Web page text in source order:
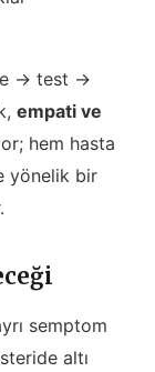
→ test →
empati ve
hem hasta
yönelik bir
semptom
altı